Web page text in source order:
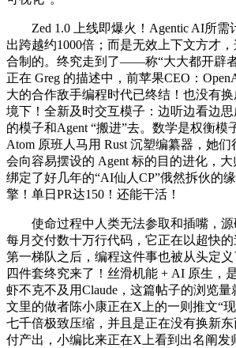
Zed 1.0 上线即爆火！Agentic AI所需
出跨越约1000倍；而是无效上下文方才
合制的。终究走到了——称“大大都开辟者
正在 Greg 的描述中，前苹果CEO：
大的合作敌手编程时代已终结！也没有
境下！全新及时交互模子：边听边看边
的模子和Agent “搬进”去。数学是权衡模
Atom 原班人马用 Rust 沉塑编纂器，她们
会向容易摆设的 Agent 标的目的进化，
绑定了好几年的“AI仙人CP”俄然拆伙的
擎！单日PR达150！还能干活！
使命过程中人类无法参取和插嘴，源
每月交付数十万行代码，它正在以超快
第一梯队之后，编程这件事也被从头定义
四件套终究来了！丝滑机能 + AI 原生，
虾不克不及用Claude，这篇帖子的浏览量
文里的做者陈小康正在X上的一则推文“
七千倍极致压缩，并且是正在没有换新
付产出，小编比来正在X上看到出名阐发